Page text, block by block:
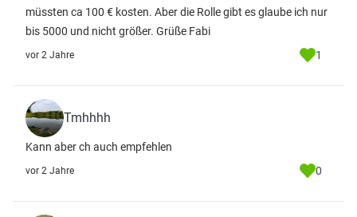
müssten ca 100 € kosten. Aber die Rolle gibt es glaube ich nur
bis 5000 und nicht größer. Grüße Fabi
vor 2 Jahre 1
Tmhhhh
Kann aber ch auch empfehlen
vor 2 Jahre 0